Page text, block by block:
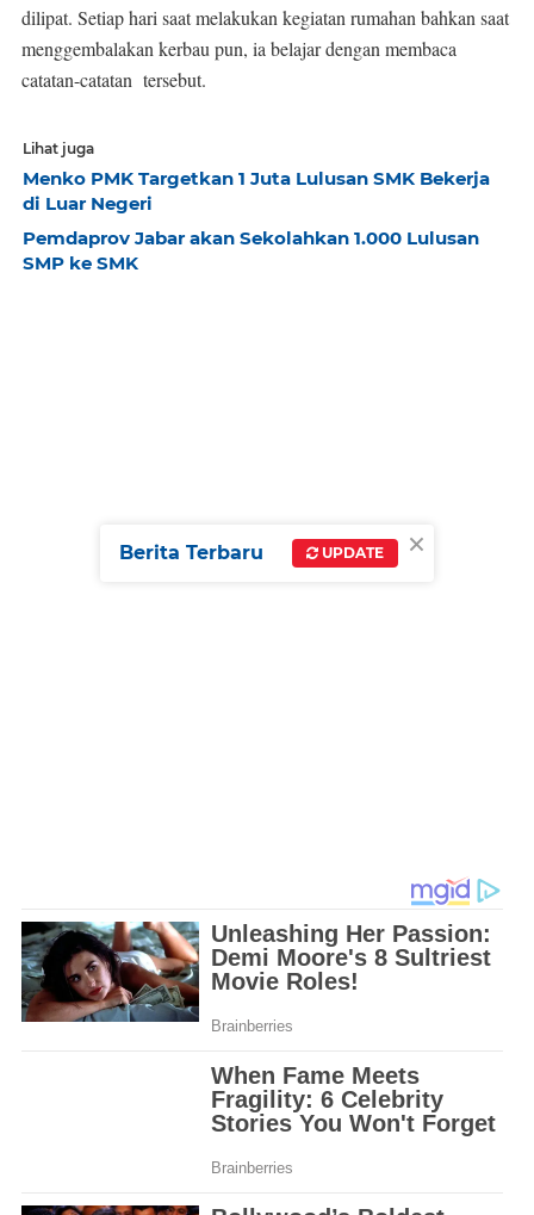
dilipat. Setiap hari saat melakukan kegiatan rumahan bahkan saat
menggembalakan kerbau pun, ia belajar dengan membaca
catatan-catatan tersebut.
Lihat juga
Menko PMK Targetkan 1 Juta Lulusan SMK Bekerja
di Luar Negeri
Pemdaprov Jabar akan Sekolahkan 1.000 Lulusan
SMP ke SMK
×
Berita Terbaru UPDATE